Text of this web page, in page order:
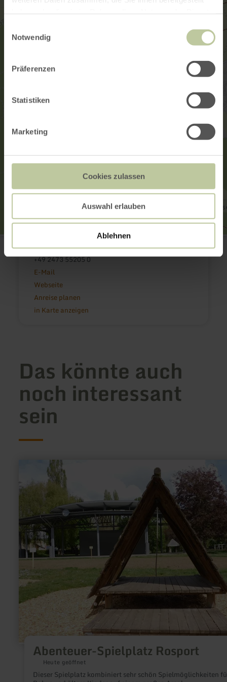
Notwendig
Präferenzen
Statistiken
Marketing
Cookies zulassen
Auswahl erlauben
Ablehnen
Rureifel Tourismus GmbH
52372 Kreuzau
+49 2473 55205 0
E-Mail
Webseite
Anreise planen
in Karte anzeigen
Das könnte auch
noch interessant
sein
Abenteuer-Spielplatz Rosport
Heute geöffnet
Dieser Spielplatz kombiniert sehr schön Spielmöglichkeiten
Abenteuer-
Spielplatz